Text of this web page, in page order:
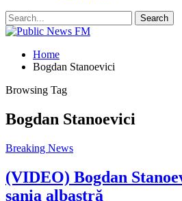
Home
Bogdan Stanoevici
Browsing Tag
Bogdan Stanoevici
Breaking News
(VIDEO) Bogdan
sania albastră